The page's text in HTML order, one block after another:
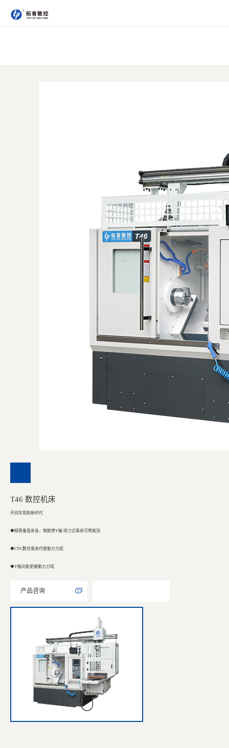
T46 数控机床
开创车铣削新时代
◆精密垂直床身，側銑帶Y軸 排刀式車床可帶尾頂
◆CNC數控車床代替動力刀塔
◆Y軸功能更勝動力刀塔
产品咨询